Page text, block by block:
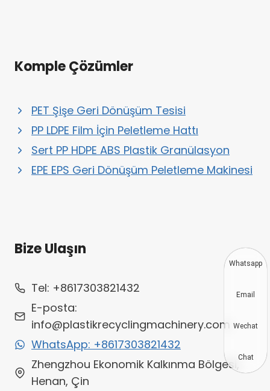
Komple Çözümler
PET Şişe Geri Dönüşüm Tesisi
PP LDPE Film İçin Peletleme Hattı
Sert PP HDPE ABS Plastik Granülasyon
EPE EPS Geri Dönüşüm Peletleme Makinesi
Bize Ulaşın
Tel: +8617303821432
E-posta:
info@plastikrecyclingmachinery.com
WhatsApp: +8617303821432
Zhengzhou Ekonomik Kalkınma Bölgesi,
Henan, Çin
Whatsapp
Email
Wechat
Chat